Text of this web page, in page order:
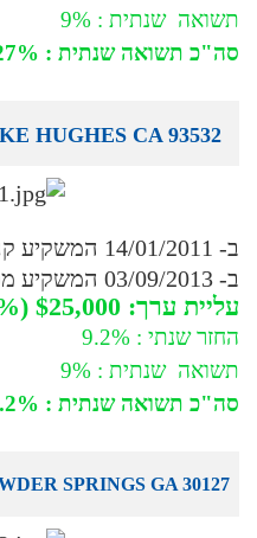
תשואה שנתית : 9%
סה"כ תשואה שנתית : 27%
HUGHES CA 93532
ב- 14/01/2011 המשקיע קנה ב-$100,000
ב- 03/09/2013 המשקיע מכר ב- $125,000
עליית ערך: $25,000 (25%)
החזר שנתי : 9.2%
תשואה שנתית : 9%
סה"כ תשואה שנתית : 18.2%
SPRINGS GA 30127